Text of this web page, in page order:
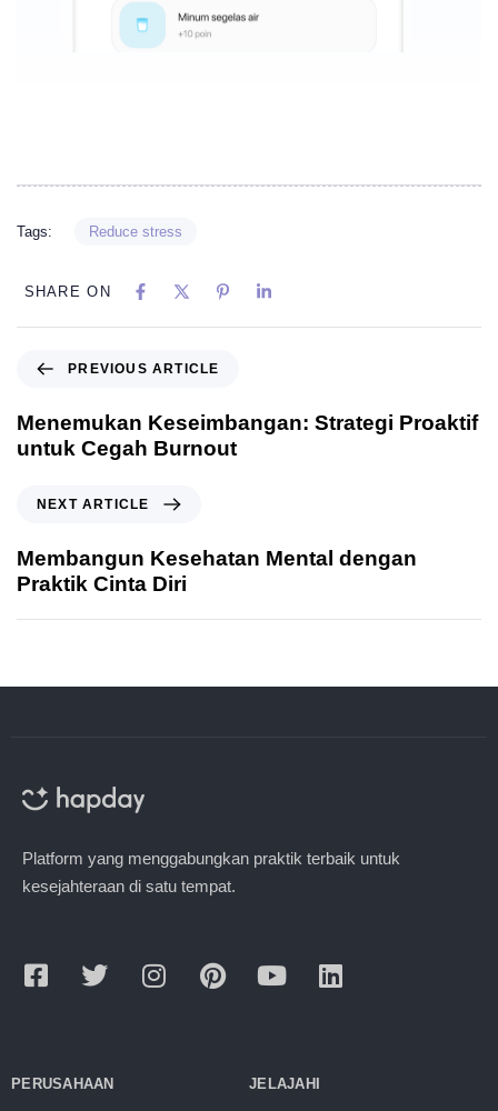
Tags: Reduce stress
SHARE ON
PREVIOUS ARTICLE
Menemukan Keseimbangan: Strategi Proaktif
untuk Cegah Burnout
NEXT ARTICLE
Membangun Kesehatan Mental dengan
Praktik Cinta Diri
Platform yang menggabungkan praktik terbaik untuk
kesejahteraan di satu tempat.
PERUSAHAAN JELAJAHI